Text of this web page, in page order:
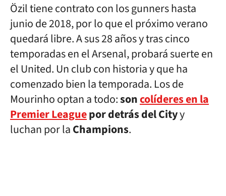
Özil tiene contrato con los gunners hasta
junio de 2018, por lo que el próximo verano
quedará libre. A sus 28 años y tras cinco
temporadas en el Arsenal, probará suerte en
el United. Un club con historia y que ha
comenzado bien la temporada. Los de
Mourinho optan a todo:soncolíderes en la
Premier Leaguepor detrás del Cityy
luchan por laChampions.